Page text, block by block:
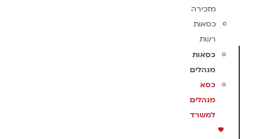
מזכירה
כסאות
רשת
כסאות
מנהלים
כסא
מנהלים
למשרד